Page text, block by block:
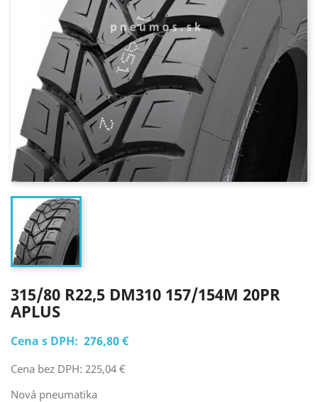
315/80 R22,5 DM310 157/154M 20PR
APLUS
Cena s DPH: 276,80 €
Cena bez DPH: 225,04 €
Nová pneumatika